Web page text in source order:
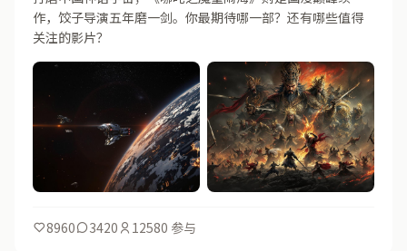
作，饺子导演五年磨一剑。你最期待哪一部？还有哪些值得
关注的影片？
8960 3420 12580 参与